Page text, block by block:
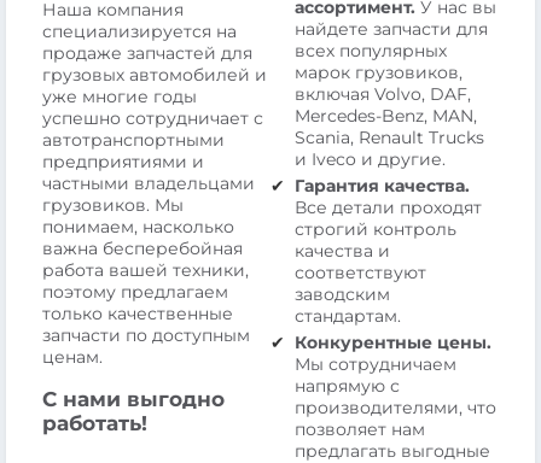
Наша компания
специализируется на
продаже запчастей для
грузовых автомобилей и
уже многие годы
успешно сотрудничает с
автотранспортными
предприятиями и
частными владельцами
грузовиков. Мы
понимаем, насколько
важна бесперебойная
работа вашей техники,
поэтому предлагаем
только качественные
запчасти по доступным
ценам.
С нами выгодно
работать!
ассортимент. У нас вы
найдете запчасти для
всех популярных
марок грузовиков,
включая Volvo, DAF,
Mercedes-Benz, MAN,
Scania, Renault Trucks
и Iveco и другие.
Гарантия качества.
Все детали проходят
строгий контроль
качества и
соответствуют
заводским
стандартам.
Конкурентные цены.
Мы сотрудничаем
напрямую с
производителями, что
позволяет нам
предлагать выгодные